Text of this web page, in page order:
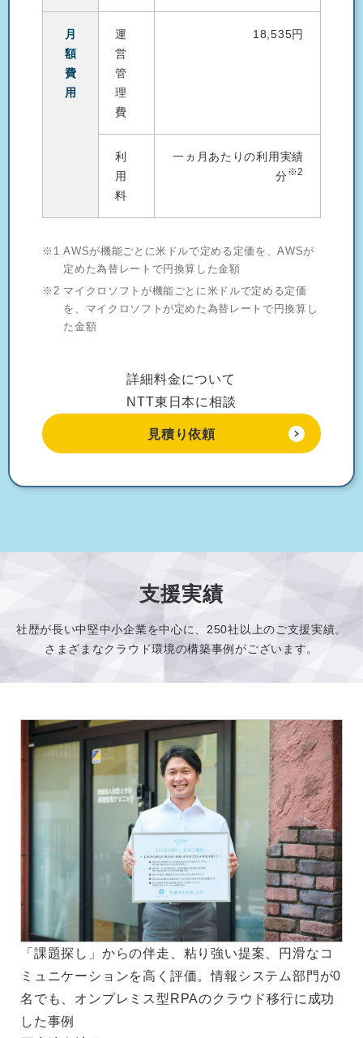
月
額
費
用
運
営
管
理
費
18,535円
利
用
料
一ヵ月あたりの利用実績
分※2
※1 AWSが機能ごとに米ドルで定める定価を、AWSが
定めた為替レートで円換算した金額
※2 マイクロソフトが機能ごとに米ドルで定める定価
を、マイクロソフトが定めた為替レートで円換算し
た金額
詳細料金について
NTT東日本に相談
見積り依頼
支援実績
社歴が長い中堅中小企業を中心に、250社以上のご支援実績。
さまざまなクラウド環境の構築事例がございます。
「課題探し」からの伴走、粘り強い提案、円滑なコ
ミュニケーションを高く評価。情報システム部門が0
名でも、オンプレミス型RPAのクラウド移行に成功
した事例